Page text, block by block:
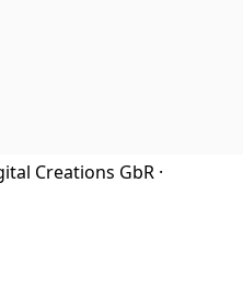
Creations GbR ·